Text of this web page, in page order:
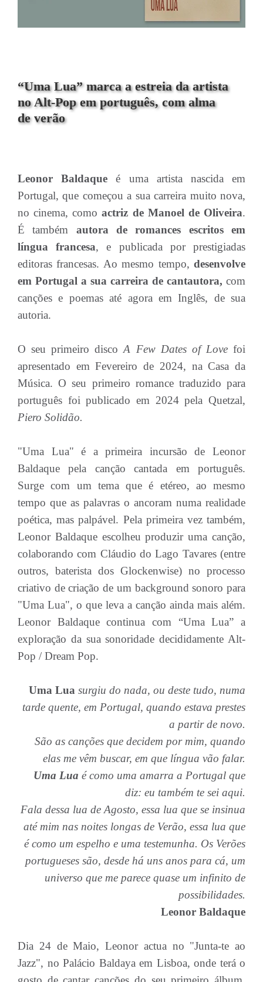
“Uma Lua” marca a estreia da artista
no Alt-Pop em português, com alma
de verão
Leonor Baldaque é uma artista nascida em
Portugal, que começou a sua carreira muito nova,
no cinema, comoactriz de Manoel de Oliveira.
É também autora de romances escritos em
língua francesa, e publicada por prestigiadas
editoras francesas. Ao mesmo tempo, desenvolve
em Portugal a sua carreira de cantautora, com
canções e poemas até agora em Inglês, de sua
autoria.
O seu primeiro disco A Few Dates of Lovefoi
apresentado em Fevereiro de 2024, na Casa da
Música. O seu primeiro romance traduzido para
português foi publicado em 2024 pela Quetzal,
Piero Solidão.
"Uma Lua" é a primeira incursão de Leonor
Baldaque pela canção cantada em português.
Surge com um tema que é etéreo, ao mesmo
tempo que as palavras o ancoram numa realidade
poética, mas palpável. Pela primeira vez também,
Leonor Baldaque escolheu produzir uma canção,
colaborando com Cláudio do Lago Tavares (entre
outros, baterista dos Glockenwise) no processo
criativo de criação de um background sonoro para
"Uma Lua", o que leva a canção ainda mais além.
Leonor Baldaque continua com “Uma Lua” a
exploração da sua sonoridade decididamente Alt-
Pop / Dream Pop.
Uma Lua surgiu do nada, ou deste tudo, numa
tarde quente, em Portugal, quando estava prestes
a partir de novo.
São as canções que decidem por mim, quando
elas me vêm buscar, em que língua vão falar.
Uma Lua é como uma amarra a Portugal que
diz: eu também te sei aqui.
Fala dessa lua de Agosto, essa lua que se insinua
até mim nas noites longas de Verão, essa lua que
é como um espelho e uma testemunha. Os Verões
portugueses são, desde há uns anos para cá, um
universo que me parece quase um infinito de
possibilidades.
Leonor Baldaque
Dia 24 de Maio, Leonor actua no "Junta-te ao
Jazz", no Palácio Baldaya em Lisboa, onde terá o